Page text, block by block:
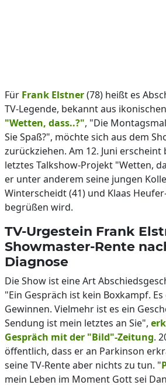
Für Frank Elstner(78) heißt es
TV-Legende, bekannt aus
"Wetten, dass..?", "Die
Sie Spaß?", möchte sich aus dem
zurückziehen. Am 12. Juni erscheint
letztes Talkshow-Projekt "Wetten,
er unter anderem seine jungen
Winterscheidt (41) und Klaas
begrüßen wird.
TV-Urgestein Frank
Showmaster-Rente
Diagnose
Die Show ist eine Art
"Ein Gespräch ist kein Boxkampf.
Gewinnen. Vielmehr ist es ein
Sendung ist mein letztes an Sie",
Gespräch mit der "Bild"-Zeitung.
öffentlich, dass er an Parkinson
seine TV-Rente aber nichts zu tun. "
mein Leben im Moment Gott sei